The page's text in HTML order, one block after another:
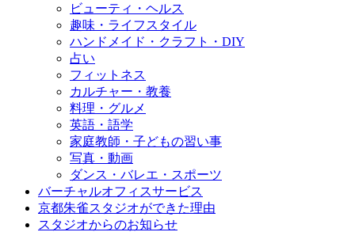
ビューティ・ヘルス
趣味・ライフスタイル
ハンドメイド・クラフト・DIY
占い
フィットネス
カルチャー・教養
料理・グルメ
英語・語学
家庭教師・子どもの習い事
写真・動画
ダンス・バレエ・スポーツ
バーチャルオフィスサービス
京都朱雀スタジオができた理由
スタジオからのお知らせ